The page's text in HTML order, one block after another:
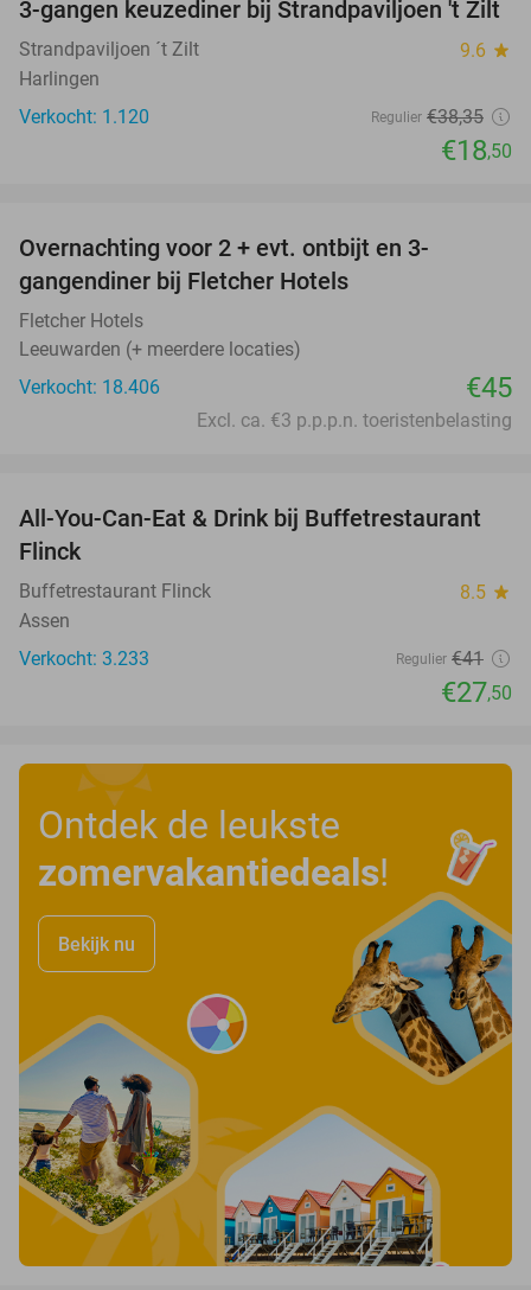
52%
3-gangen keuzediner bij Strandpaviljoen 't Zilt
Strandpaviljoen ´t Zilt 9.6 star
Harlingen
Verkocht: 1.120
Regulier €38,35
€18,50
Overnachting voor 2 + evt. ontbijt en 3-
gangendiner bij Fletcher Hotels
Fletcher Hotels
Leeuwarden (+ meerdere locaties)
Verkocht: 18.406
€45
Excl. ca. €3 p.p.p.n. toeristenbelasting
33%
All-You-Can-Eat & Drink bij Buffetrestaurant
Flinck
Buffetrestaurant Flinck 8.5 star
Assen
Verkocht: 3.233
Regulier €41
€27,50
Ontdek de leukste
zomervakantiedeals!
Bekijk nu